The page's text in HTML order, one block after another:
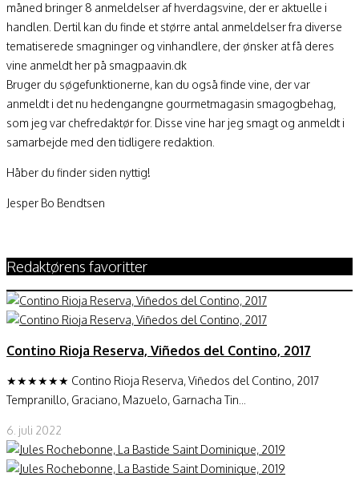
måned bringer 8 anmeldelser af hverdagsvine, der er aktuelle i
handlen. Dertil kan du finde et større antal anmeldelser fra diverse
tematiserede smagninger og vinhandlere, der ønsker at få deres
vine anmeldt her på smagpaavin.dk
Bruger du søgefunktionerne, kan du også finde vine, der var
anmeldt i det nu hedengangne gourmetmagasin smagogbehag,
som jeg var chefredaktør for. Disse vine har jeg smagt og anmeldt i
samarbejde med den tidligere redaktion.
Håber du finder siden nyttig!
Jesper Bo Bendtsen
Redaktørens favoritter
Contino Rioja Reserva, Viñedos del Contino, 2017
★★★★★★ Contino Rioja Reserva, Viñedos del Contino, 2017
Tempranillo, Graciano, Mazuelo, Garnacha Tin...
6. juli 2022